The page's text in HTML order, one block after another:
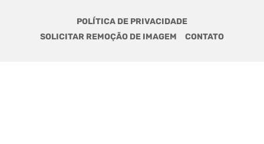
POLÍTICA DE PRIVACIDADE
SOLICITAR REMOÇÃO DE IMAGEM
CONTATO